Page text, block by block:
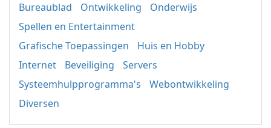
Bureaublad
Ontwikkeling
Onderwijs
Spellen en Entertainment
Grafische Toepassingen
Huis en Hobby
Internet
Beveiliging
Servers
Systeemhulpprogramma's
Webontwikkeling
Diversen